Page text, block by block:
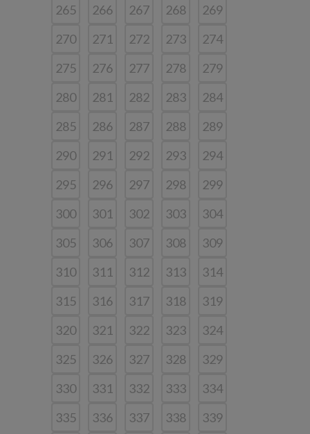
265
266 267 268
269
270
271 272 273
274
275
276 277 278
279
280
281 282 283
284
285
286 287 288
289
290
291 292 293
294
295
296 297 298
299
300
301 302 303
304
305
306 307 308
309
310
311 312 313
314
315
316 317 318
319
320
321 322 323
324
325
326 327 328
329
330
331 332 333
334
335
336 337 338
339